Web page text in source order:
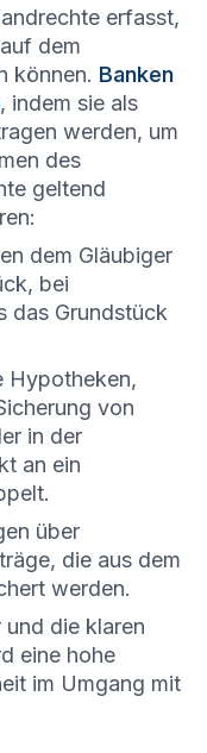
erfasst,
dem
können. Banken
, indem sie als
werden, um
des
geltend
dem Gläubiger
bei
das Grundstück
Hypotheken,
von
in der
an ein
über
die aus dem
werden.
die klaren
eine hohe
im Umgang mit